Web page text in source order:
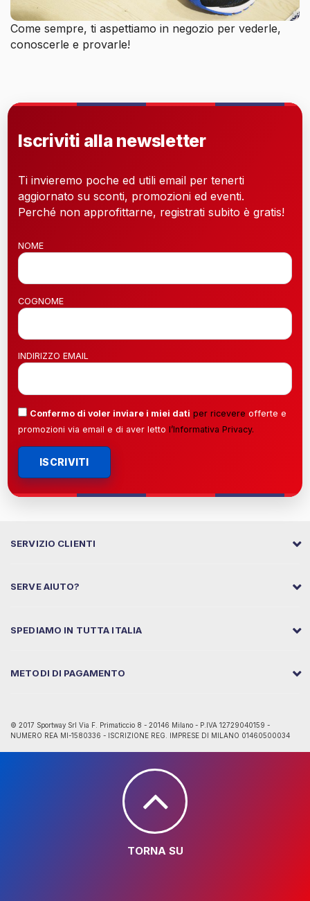
Come sempre, ti aspettiamo in negozio per vederle,
conoscerle e provarle!
Iscriviti alla newsletter
Ti invieremo poche ed utili email per tenerti
aggiornato su sconti, promozioni ed eventi.
Perché non approfittarne, registrati subito è gratis!
NOME
COGNOME
INDIRIZZO EMAIL
Confermo di voler inviare i miei dati per ricevere offerte e
promozioni via email e di aver letto l’Informativa Privacy.
ISCRIVITI
SERVIZIO CLIENTI
SERVE AIUTO?
SPEDIAMO IN TUTTA ITALIA
METODI DI PAGAMENTO
© 2017 Sportway Srl Via F. Primaticcio 8 - 20146 Milano - P.IVA 12729040159 -
NUMERO REA MI-1580336 - ISCRIZIONE REG. IMPRESE DI MILANO 01460500034
TORNA SU